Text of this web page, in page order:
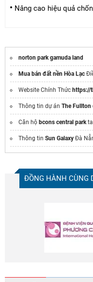
Nâng cao hiệu quả
norton park gamuda land
Mua bán đất nền Hòa Lạc
Website Chính Thức https://
Thông tin dự án The Fullton
Căn hộ bcons central park
Thông tin Sun Galaxy Đà
ĐỒNG HÀNH CÙNG